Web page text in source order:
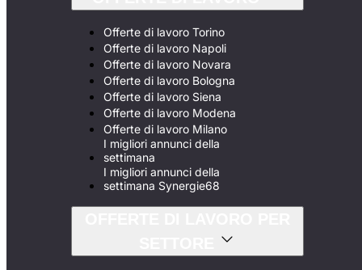
Offerte di lavoro Torino
Offerte di lavoro Napoli
Offerte di lavoro Novara
Offerte di lavoro Bologna
Offerte di lavoro Siena
Offerte di lavoro Modena
Offerte di lavoro Milano
I migliori annunci della
settimana
I migliori annunci della
settimana Synergie68